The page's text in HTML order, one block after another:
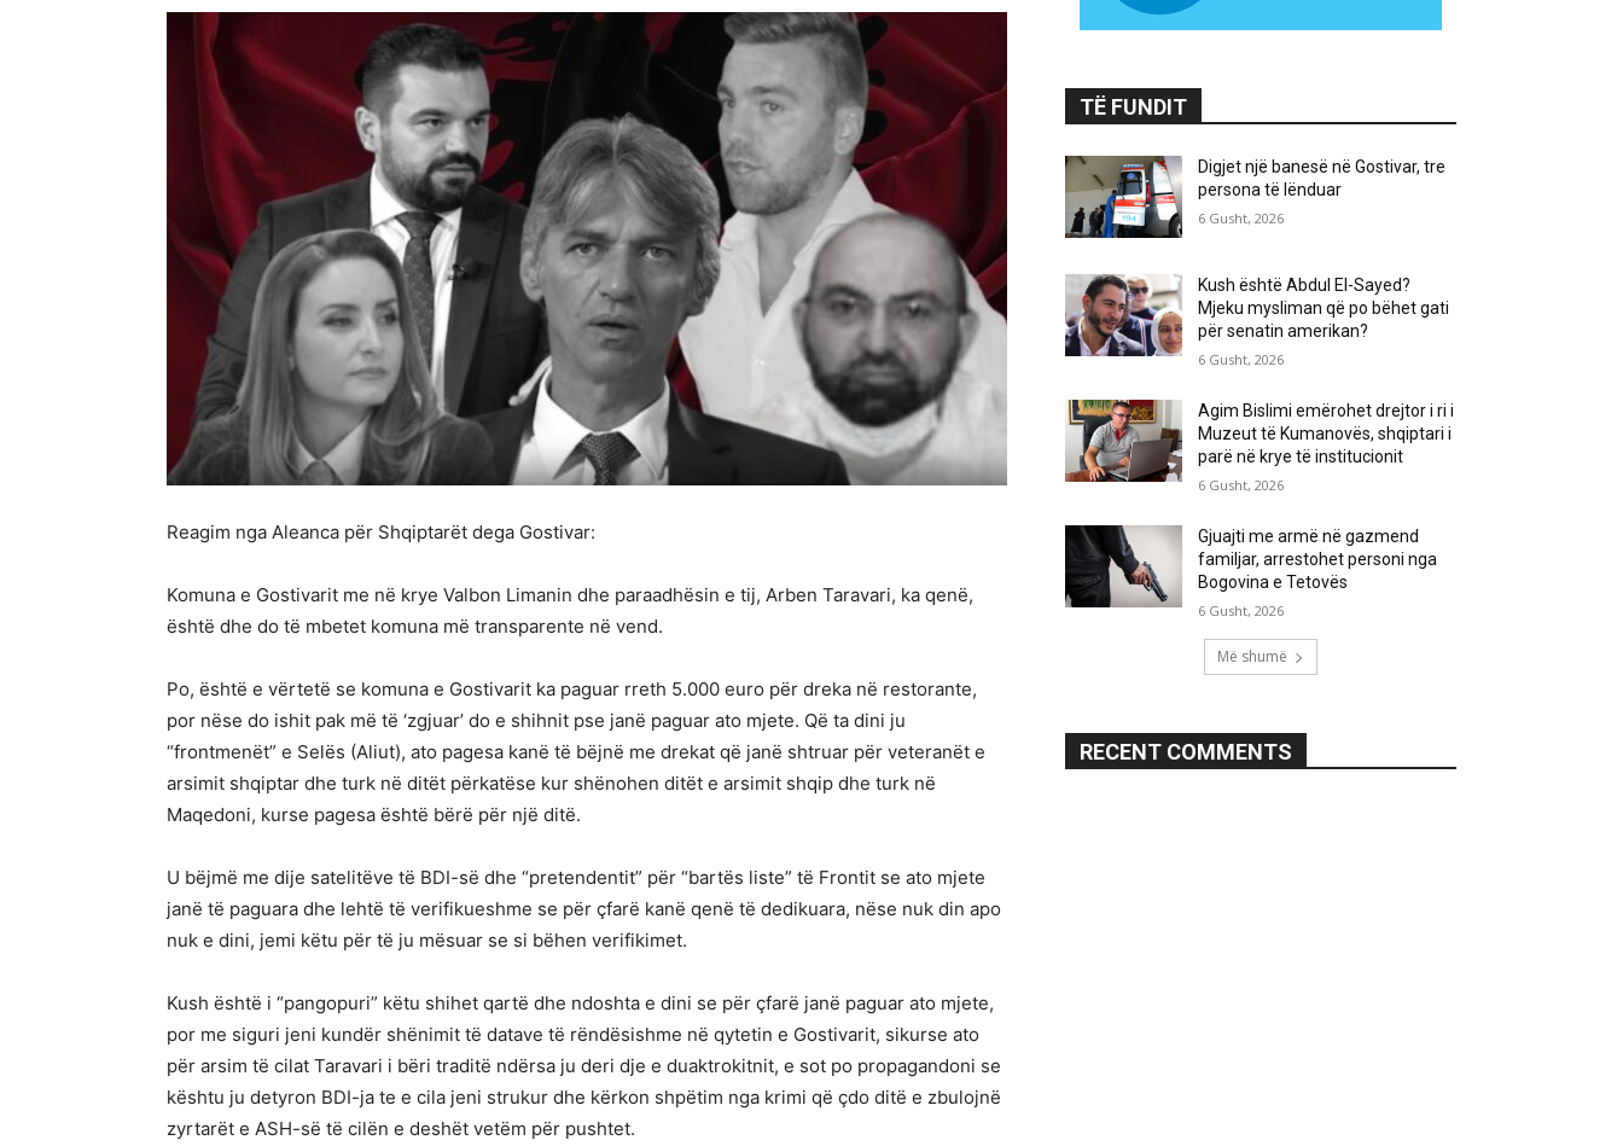
Reagim nga Aleanca për Shqiptarët dega Gostivar:
Komuna e Gostivarit me në krye Valbon Limanin dhe paraadhësin e tij, Arben Taravari, ka qenë,
është dhe do të mbetet komuna më transparente në vend.
Po, është e vërtetë se komuna e Gostivarit ka paguar rreth 5.000 euro për dreka në restorante,
por nëse do ishit pak më të ‘zgjuar’ do e shihnit pse janë paguar ato mjete. Që ta dini ju
“frontmenët” e Selës (Aliut), ato pagesa kanë të bëjnë me drekat që janë shtruar për veteranët e
arsimit shqiptar dhe turk në ditët përkatëse kur shënohen ditët e arsimit shqip dhe turk në
Maqedoni, kurse pagesa është bërë për një ditë.
U bëjmë me dije satelitëve të BDI-së dhe “pretendentit” për “bartës liste” të Frontit se ato mjete
janë të paguara dhe lehtë të verifikueshme se për çfarë kanë qenë të dedikuara, nëse nuk din apo
nuk e dini, jemi këtu për të ju mësuar se si bëhen verifikimet.
Kush është i “pangopuri” këtu shihet qartë dhe ndoshta e dini se për çfarë janë paguar ato mjete,
por me siguri jeni kundër shënimit të datave të rëndësishme në qytetin e Gostivarit, sikurse ato
për arsim të cilat Taravari i bëri traditë ndërsa ju deri dje e duaktrokitnit, e sot po propagandoni se
kështu ju detyron BDI-ja te e cila jeni strukur dhe kërkon shpëtim nga krimi që çdo ditë e zbulojnë
zyrtarët e ASH-së të cilën e deshët vetëm për pushtet.
TË FUNDIT
Digjet një banesë në Gostivar, tre
persona të lënduar
6 Gusht, 2026
Kush është Abdul El-Sayed?
Mjeku mysliman që po bëhet gati
për senatin amerikan?
6 Gusht, 2026
Agim Bislimi emërohet drejtor i ri i
Muzeut të Kumanovës, shqiptari i
parë në krye të institucionit
6 Gusht, 2026
Gjuajti me armë në gazmend
familjar, arrestohet personi nga
Bogovina e Tetovës
6 Gusht, 2026
Më shumë
RECENT COMMENTS